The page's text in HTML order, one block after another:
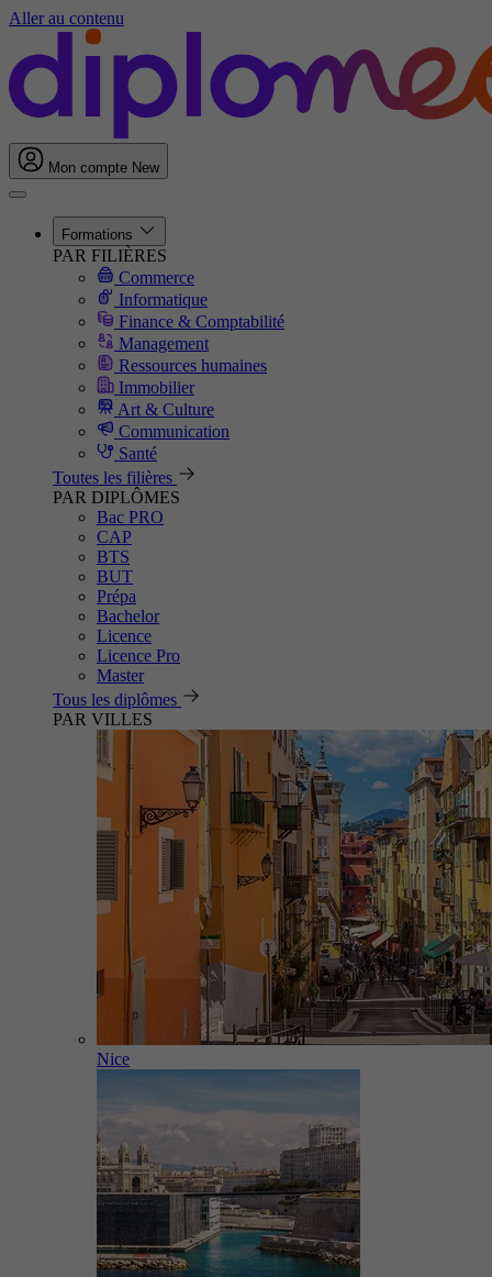
Aller au contenu
Mon compte New
Formations
PAR FILIÈRES
Commerce
Informatique
Finance & Comptabilité
Management
Ressources humaines
Immobilier
Art & Culture
Communication
Santé
Toutes les filières
PAR DIPLÔMES
Bac PRO
CAP
BTS
BUT
Prépa
Bachelor
Licence
Licence Pro
Master
Tous les diplômes
PAR VILLES
Nice